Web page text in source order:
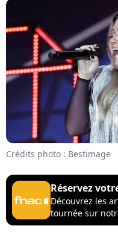
Crédits photo : Bestimage
Réservez
Découvrez les
tournée sur